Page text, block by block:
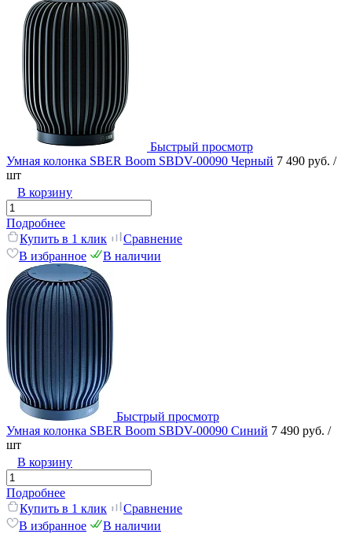
Быстрый просмотр
Умная колонка SBER Boom SBDV-00090 Черный 7 490 руб. /
шт
В корзину
Подробнее
Купить в 1 клик
Сравнение
В избранное
В наличии
Быстрый просмотр
Умная колонка SBER Boom SBDV-00090 Синий 7 490 руб. /
шт
В корзину
Подробнее
Купить в 1 клик
Сравнение
В избранное
В наличии